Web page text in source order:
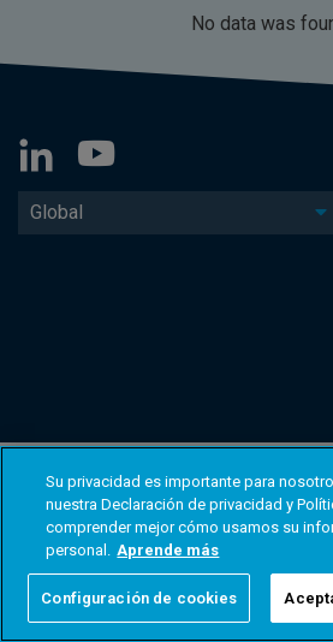
No data was
Global
Su privacidad es importante para
nuestra Declaración de privacidad y
comprender mejor cómo usamos su
personal. Aprende más
Configuración de cookies